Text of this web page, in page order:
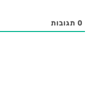
0 תגובות